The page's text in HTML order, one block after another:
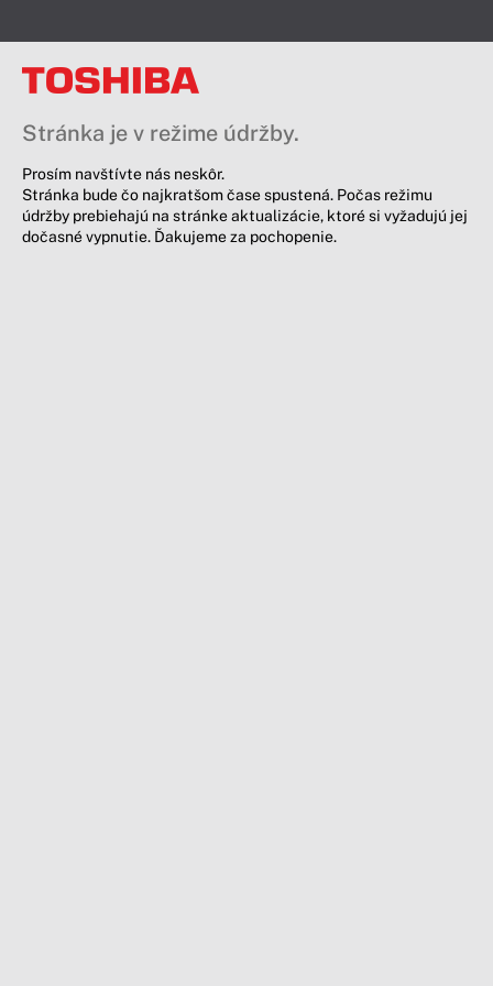
Stránka je v režime údržby.
Prosím navštívte nás neskôr.
Stránka bude čo najkratšom čase spustená. Počas režimu
údržby prebiehajú na stránke aktualizácie, ktoré si vyžadujú jej
dočasné vypnutie. Ďakujeme za pochopenie.